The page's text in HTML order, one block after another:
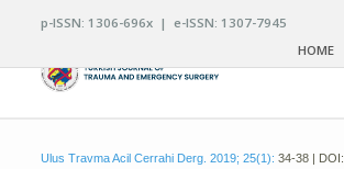
p-ISSN: 1306-696x | e-ISSN: 1307-7945
HOME
Ulus Travma Acil Cerrahi Derg. 2019; 25(1): 34-38 | DOI: